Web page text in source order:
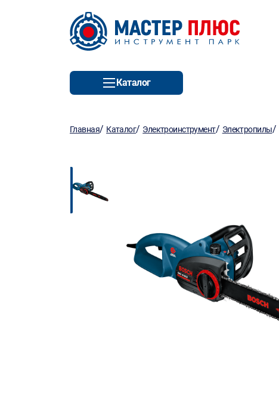
Каталог
Главная/ Каталог/ Электроинструмент/ Электропилы/